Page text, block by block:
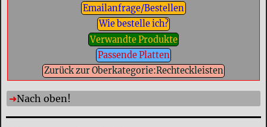
Emailanfrage/Bestellen
Wie bestelle ich?
Verwandte Produkte
Passende Platten
Zurück zur Oberkategorie:Rechteckleisten
Nach oben!